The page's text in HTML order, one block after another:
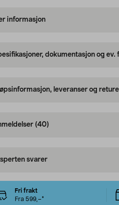
informasjon
dokumentasjon og ev.
leveranser og
(40)
svarer
Fri frakt
Fra 599,–*